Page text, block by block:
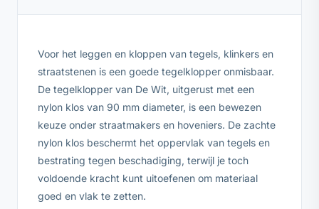
Voor het leggen en kloppen van tegels, klinkers en
straatstenen is een goede tegelklopper onmisbaar.
De tegelklopper van De Wit, uitgerust met een
nylon klos van 90 mm diameter, is een bewezen
keuze onder straatmakers en hoveniers. De zachte
nylon klos beschermt het oppervlak van tegels en
bestrating tegen beschadiging, terwijl je toch
voldoende kracht kunt uitoefenen om materiaal
goed en vlak te zetten.